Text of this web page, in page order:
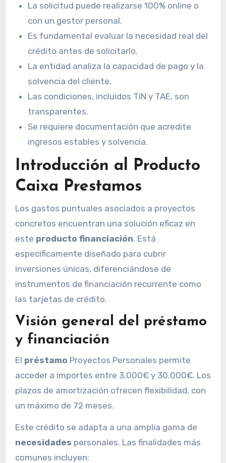
La solicitud puede realizarse 100% online o
con un gestor personal.
Es fundamental evaluar la necesidad real del
crédito antes de solicitarlo.
La entidad analiza la capacidad de pago y la
solvencia del cliente.
Las condiciones, incluidos TIN y TAE, son
transparentes.
Se requiere documentación que acredite
ingresos estables y solvencia.
Introducción al Producto
Caixa Prestamos
Los gastos puntuales asociados a proyectos
concretos encuentran una solución eficaz en
este producto financiación. Está
específicamente diseñado para cubrir
inversiones únicas, diferenciándose de
instrumentos de financiación recurrente como
las tarjetas de crédito.
Visión general del préstamo
y financiación
El préstamo Proyectos Personales permite
acceder a importes entre 3.000€ y 30.000€. Los
plazos de amortización ofrecen flexibilidad, con
un máximo de 72 meses.
Este crédito se adapta a una amplia gama de
necesidades personales. Las finalidades más
comunes incluyen: